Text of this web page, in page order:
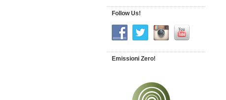
Follow Us!
Emissioni Zero!